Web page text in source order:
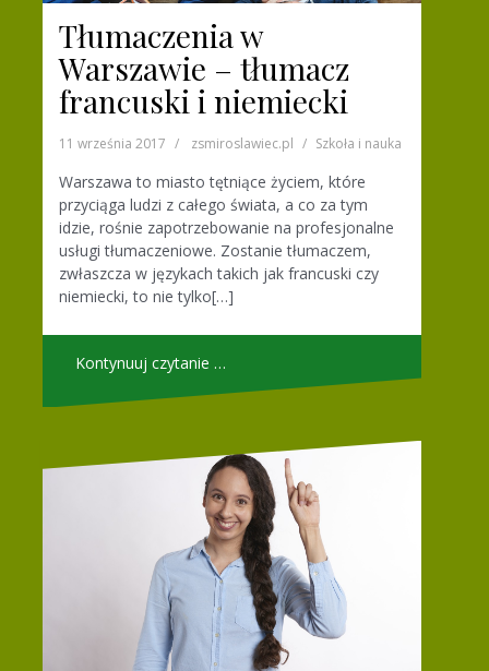
Tłumaczenia w
Warszawie – tłumacz
francuski i niemiecki
11 września 2017 zsmiroslawiec.pl Szkoła i nauka
Warszawa to miasto tętniące życiem, które
przyciąga ludzi z całego świata, a co za tym
idzie, rośnie zapotrzebowanie na profesjonalne
usługi tłumaczeniowe. Zostanie tłumaczem,
zwłaszcza w językach takich jak francuski czy
niemiecki, to nie tylko[…]
Kontynuuj czytanie …